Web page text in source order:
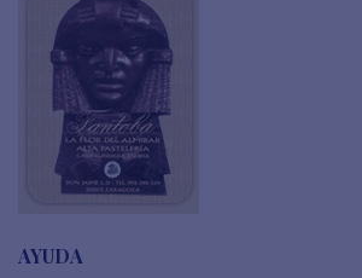
AYUDA